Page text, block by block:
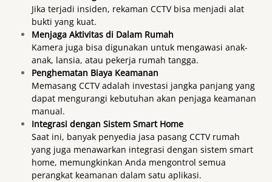
Jika terjadi insiden, rekaman CCTV bisa menjadi alat
bukti yang kuat.
Menjaga Aktivitas di Dalam Rumah
Kamera juga bisa digunakan untuk mengawasi anak-
anak, lansia, atau pekerja rumah tangga.
Penghematan Biaya Keamanan
Memasang CCTV adalah investasi jangka panjang yang
dapat mengurangi kebutuhan akan penjaga keamanan
manual.
Integrasi dengan Sistem Smart Home
Saat ini, banyak penyedia jasa pasang CCTV rumah
yang juga menawarkan integrasi dengan sistem smart
home, memungkinkan Anda mengontrol semua
perangkat keamanan dalam satu aplikasi.